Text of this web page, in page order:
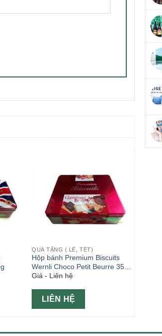
QUÀ TẶNG ( LỄ, TẾT)
Hộp bánh Premium Biscuits
Wernli Choco Petit Beurre 350g
hộp đỏ
Giá - Liên hệ
LIÊN HỆ